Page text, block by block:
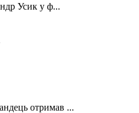
Усик у ф...
отримав ...